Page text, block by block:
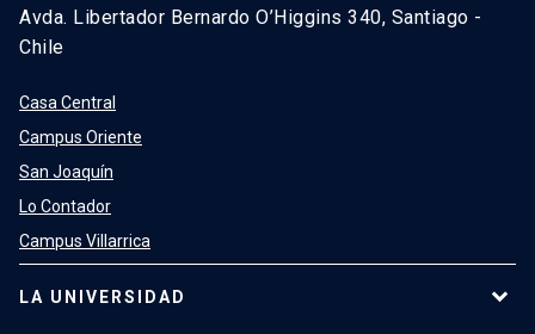
Avda. Libertador Bernardo O’Higgins 340, Santiago -
Chile
Casa Central
Campus Oriente
San Joaquín
Lo Contador
Campus Villarrica
LA UNIVERSIDAD